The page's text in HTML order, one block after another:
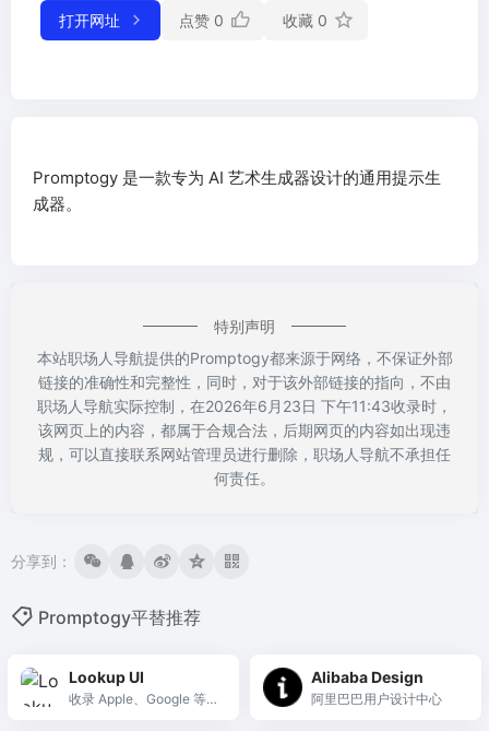
打开网址 点赞 0 收藏 0
Promptogy 是一款专为 AI 艺术生成器设计的通用提示生
成器。
特别声明
本站职场人导航提供的Promptogy都来源于网络，不保证外部
链接的准确性和完整性，同时，对于该外部链接的指向，不由
职场人导航实际控制，在2026年6月23日 下午11:43收录时，
该网页上的内容，都属于合规合法，后期网页的内容如出现违
规，可以直接联系网站管理员进行删除，职场人导航不承担任
何责任。
分享到：
Promptogy平替推荐
Lookup UI
收录 Apple、Google 等全
Alibaba Design
阿里巴巴用户设计中心